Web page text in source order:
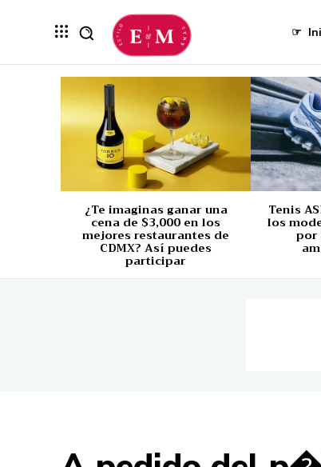
☞
¿Te imaginas ganar una
cena de $3,000 en los
mejores restaurantes de
CDMX? Así puedes
participar
Tenis
los
por